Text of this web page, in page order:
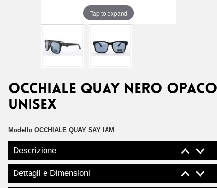
Tap to expand
OCCHIALE QUAY NERO OPACO
UNISEX
Modello OCCHIALE QUAY SAY IAM
Descrizione
Dettagli e Dimensioni